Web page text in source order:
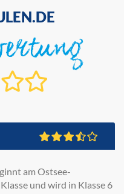
am Ostsee-
und wird in Klasse 6